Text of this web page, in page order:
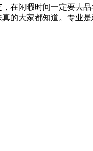
在闲暇时间一定要去
的大家都知道。专业是